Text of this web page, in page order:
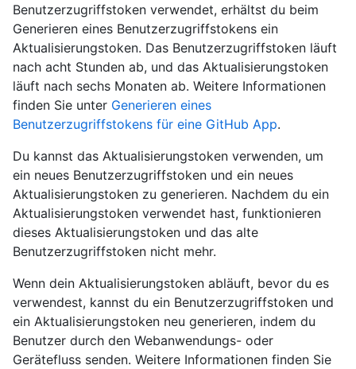
Benutzerzugriffstoken verwendet, erhältst du beim
Generieren eines Benutzerzugriffstokens ein
Aktualisierungstoken. Das Benutzerzugriffstoken läuft
nach acht Stunden ab, und das Aktualisierungstoken
läuft nach sechs Monaten ab. Weitere Informationen
finden Sie unter Generieren eines
Benutzerzugriffstokens für eine GitHub App.
Du kannst das Aktualisierungstoken verwenden, um
ein neues Benutzerzugriffstoken und ein neues
Aktualisierungstoken zu generieren. Nachdem du ein
Aktualisierungstoken verwendet hast, funktionieren
dieses Aktualisierungstoken und das alte
Benutzerzugriffstoken nicht mehr.
Wenn dein Aktualisierungstoken abläuft, bevor du es
verwendest, kannst du ein Benutzerzugriffstoken und
ein Aktualisierungstoken neu generieren, indem du
Benutzer durch den Webanwendungs- oder
Gerätefluss senden. Weitere Informationen finden Sie